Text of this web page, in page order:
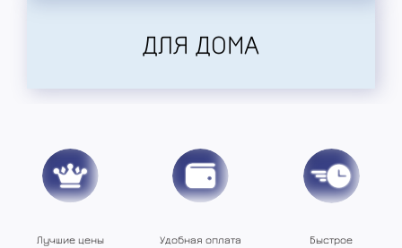
ДЛЯ ДОМА
Лучшие цены Удобная оплата
Быстрое